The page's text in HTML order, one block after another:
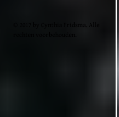
© 2017 by Cynthia Fridsma. Alle